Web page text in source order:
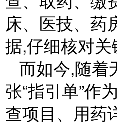
床、医技、药
据,仔细核对
而如今,随着
张“指引单”作
查项目、用药